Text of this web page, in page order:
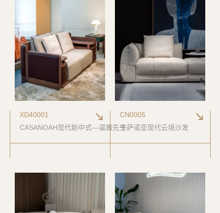
XD40001
CASANOAH现代新中式—温雅先生
CN0005
卡萨诺亚现代云境沙发